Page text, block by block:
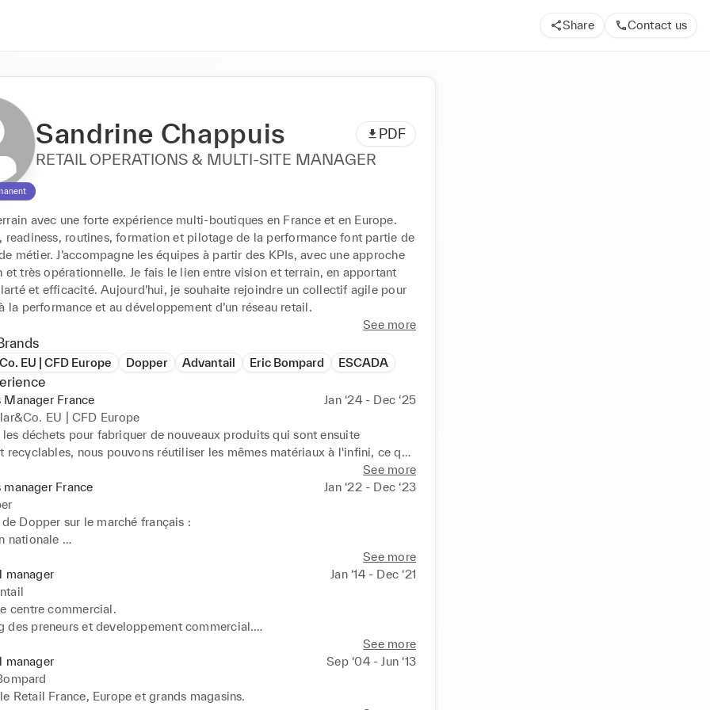
Share Contact us
Sandrine Chappuis PDF
RETAIL OPERATIONS & MULTI-SITE MANAGER
avec une forte expérience multi‑boutiques en France et en Europe.
readiness, routines, formation et pilotage de la performance font partie de
métier. J’accompagne les équipes à partir des KPIs, avec une approche
et très opérationnelle. Je fais le lien entre vision et terrain, en apportant
et efficacité. Aujourd’hui, je souhaite rejoindre un collectif agile pour
la performance et au développement d’un réseau retail.
See more
EU | CFD Europe Dopper Advantail Eric Bompard ESCADA
Manager France
Jan ‘24 - Dec ‘25
EU | CFD Europe
les déchets pour fabriquer de nouveaux produits qui sont ensuite
recyclables, nous pouvons réutiliser les mêmes matériaux à l'infini, ce qui
boucler la boucle. On réduit considérablement les émissions de CO2, on
des précieuses ressources de la planète et on freine la
principaux défis environnementaux auxquels l'humanité est
dans cette mission de circularité, nous pouvons ensemble prendre
See more
manager France
Jan ‘22 - Dec ‘23
Dopper sur le marché français :
nationale
relations avec des institutions publiques et des acteurs clés du secteur
See more
manager
Jan ‘14 - Dec ‘21
centre commercial.
des preneurs et developpement commercial.
See more
manager
Sep ‘04 - Jun ‘13
Retail France, Europe et grands magasins.